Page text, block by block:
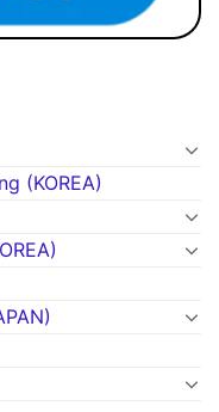
(KOREA)